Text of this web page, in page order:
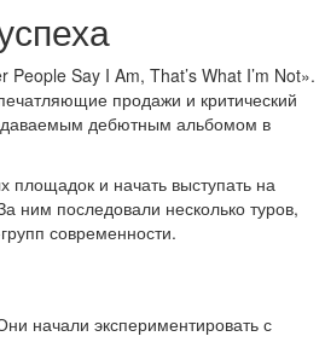
Say I Am, That’s What I’m Not».
продажи и критический
дебютным альбомом в
площадок и начать выступать на
ним последовали несколько туров,
современности.
начали экспериментировать с